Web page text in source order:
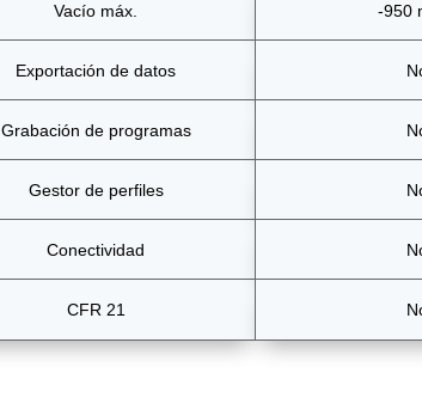
Vacío máx.
Exportación de datos
Grabación de programas
Gestor de perfiles
Conectividad
CFR 21
-950